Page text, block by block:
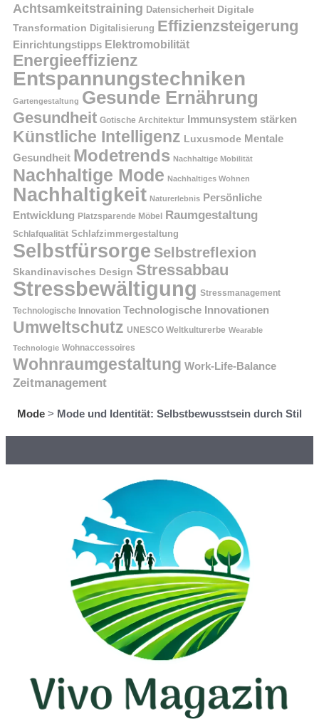
Achtsamkeitstraining Datensicherheit Digitale
Transformation Digitalisierung Effizienzsteigerung
Einrichtungstipps Elektromobilität
Energieeffizienz
Entspannungstechniken
Gartengestaltung Gesunde Ernährung
Gesundheit Gotische Architektur Immunsystem stärken
Künstliche Intelligenz Luxusmode Mentale
Gesundheit Modetrends Nachhaltige Mobilität
Nachhaltige Mode Nachhaltiges Wohnen
Nachhaltigkeit Naturerlebnis Persönliche
Entwicklung Platzsparende Möbel Raumgestaltung
Schlafqualität Schlafzimmergestaltung
Selbstfürsorge Selbstreflexion
Skandinavisches Design Stressabbau
Stressbewältigung Stressmanagement
Technologische Innovation Technologische Innovationen
Umweltschutz UNESCO Weltkulturerbe Wearable
Technologie Wohnaccessoires
Wohnraumgestaltung Work-Life-Balance
Zeitmanagement
Mode > Mode und Identität: Selbstbewusstsein durch Stil